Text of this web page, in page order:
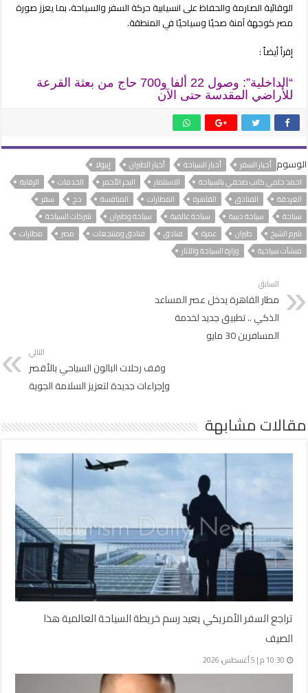
الوقائية الصارمة والحفاظ على انسيابية حركة السفر والسياحة، بما يعزز صورة
مصر كوجهة آمنة صحيًا وسياحيًا في المنطقة.
إقرأ أيضاً :
“الداخلية”: وصول 22 ألفا و700 حاج من بعثة القرعة
للأراضي المقدسة حتى الآن
الوسوم أخبار السفر أخبار السياحة أخبار الطيران
إيبولا
احمد حلمي كاتب صحفي بالسياحة
الاستثمار البحر الأحمر الخدمات
الرقابة
الغردقة
الفنادق القاهرة المطارات المنافسة حج
سفر
سياحة
سياحة دينية سياحة عالمية سياحة وطيران
شركات السياحة
شرم الشيخ
طيران عمرة فنادق فنادق ومنتجعات مصر
مطارات
منشآت سياحية
وزارة السياحة والآثار
السابق
مطار القاهرة يدخل عصر المساعد
الذكي .. تطبيق جديد لخدمة
المسافرين 30 مايو
التالي
وقف رحلات البالون السياحي بالأقصر
وإجراءات جديدة لتعزيز السلامة الجوية
مقالات مشابهة
تراجع السفر الأمريكي يعيد رسم خريطة السياحة العالمية هذا
الصيف
10:30 م | 5 أغسطس، 2026